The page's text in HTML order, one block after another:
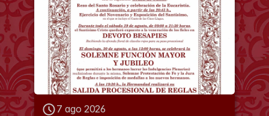
7 ago 2026